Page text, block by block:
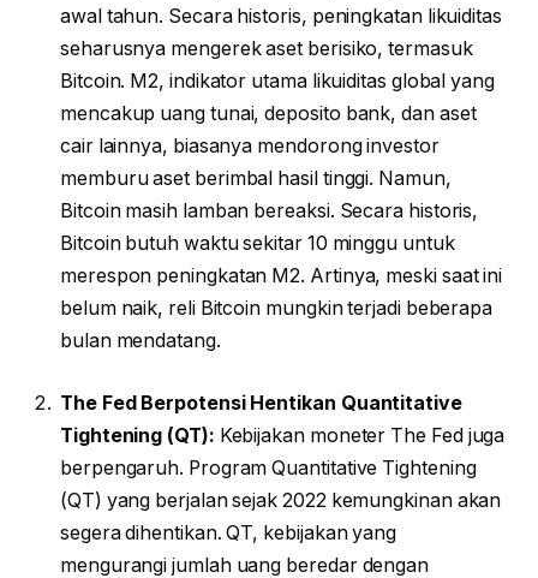
awal tahun. Secara historis, peningkatan likuiditas
seharusnya mengerek aset berisiko, termasuk
Bitcoin. M2, indikator utama likuiditas global yang
mencakup uang tunai, deposito bank, dan aset
cair lainnya, biasanya mendorong investor
memburu aset berimbal hasil tinggi. Namun,
Bitcoin masih lamban bereaksi. Secara historis,
Bitcoin butuh waktu sekitar 10 minggu untuk
merespon peningkatan M2. Artinya, meski saat ini
belum naik, reli Bitcoin mungkin terjadi beberapa
bulan mendatang.
The Fed Berpotensi Hentikan Quantitative
Tightening (QT): Kebijakan moneter The Fed juga
berpengaruh. Program Quantitative Tightening
(QT) yang berjalan sejak 2022 kemungkinan akan
segera dihentikan. QT, kebijakan yang
mengurangi jumlah uang beredar dengan